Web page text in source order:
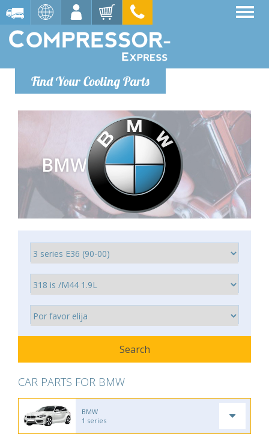
Find Your Cooling Parts
BMW
CAR PARTS FOR BMW
BMW
1 series